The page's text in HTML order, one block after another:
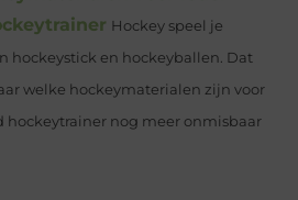
Hockey speel je
hockeystick en hockeyballen. Dat
welke hockeymaterialen zijn voor
hockeytrainer nog meer onmisbaar